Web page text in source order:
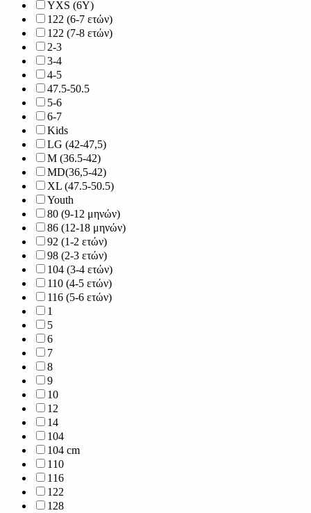
YXS (6Y)
122 (6-7 ετών)
122 (7-8 ετών)
2-3
3-4
4-5
47.5-50.5
5-6
6-7
Kids
LG (42-47,5)
M (36.5-42)
MD(36,5-42)
XL (47.5-50.5)
Youth
80 (9-12 μηνών)
86 (12-18 μηνών)
92 (1-2 ετών)
98 (2-3 ετών)
104 (3-4 ετών)
110 (4-5 ετών)
116 (5-6 ετών)
1
5
6
7
8
9
10
12
14
104
104 cm
110
116
122
128